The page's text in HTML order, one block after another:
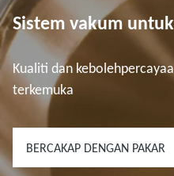
Sistem vakum
Kualiti dan
terkemuka
BERCAKAP DENGAN PAKAR